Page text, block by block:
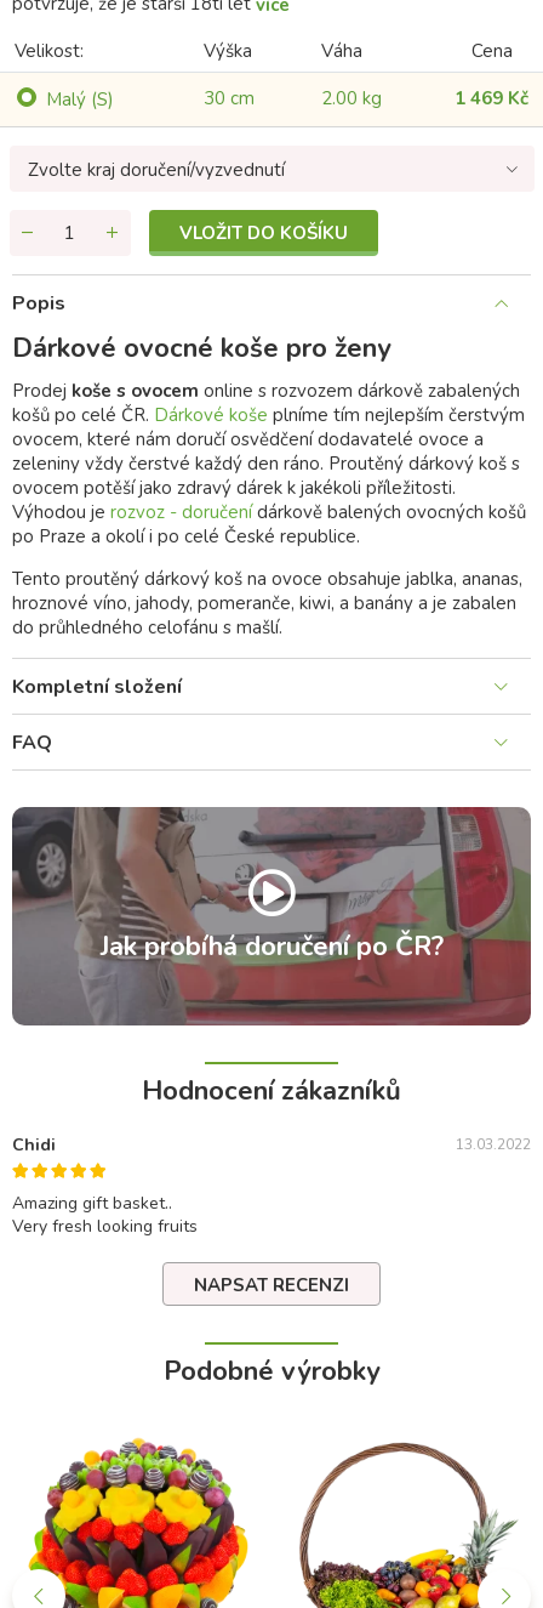
Velikost:
Výška Váha
Cena
Malý (S)
30 cm 2.00 kg 1 469 Kč
Zvolte kraj doručení/vyzvednutí
VLOŽIT DO KOŠÍKU
Popis
Dárkové ovocné koše pro ženy
Prodej koše s ovocem online s rozvozem dárkově zabalených
košů po celé ČR. Dárkové koše plníme tím nejlepším čerstvým
ovocem, které nám doručí osvědčení dodavatelé ovoce a
zeleniny vždy čerstvé každý den ráno. Proutěný dárkový koš s
ovocem potěší jako zdravý dárek k jakékoli příležitosti.
Výhodou je rozvoz - doručenídárkově balených ovocných košů
po Praze a okolí i po celé České republice.
Tento proutěný dárkový koš na ovoce obsahuje jablka, ananas,
hroznové víno, jahody, pomeranče, kiwi, a banány a je zabalen
do průhledného celofánu s mašlí.
Kompletní složení
FAQ
Jak probíhá doručení po ČR?
Hodnocení zákazníků
Chidi 13.03.2022
Amazing gift basket..
Very fresh looking fruits
NAPSAT RECENZI
Podobné výrobky